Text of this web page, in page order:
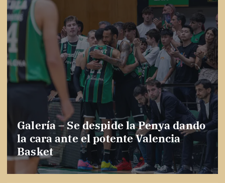
Galería – Se despide la Penya dando
la cara ante el potente Valencia
Basket